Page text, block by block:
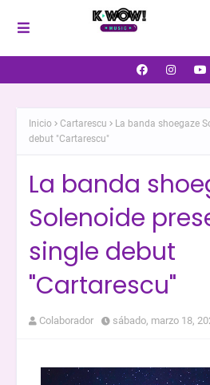
Inicio Cartarescu
La banda shoegaze
debut "Cartarescu"
La banda
Solenoide
single debut
"Cartarescu"
Colaborador sábado, marzo 18,